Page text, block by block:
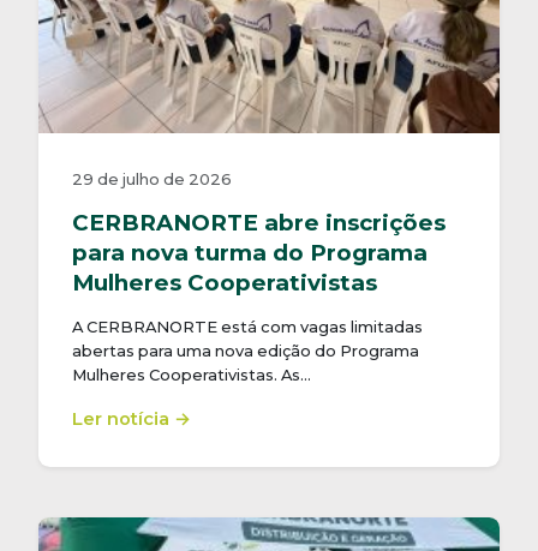
29 de julho de 2026
CERBRANORTE abre inscrições
para nova turma do Programa
Mulheres Cooperativistas
A CERBRANORTE está com vagas limitadas
abertas para uma nova edição do Programa
Mulheres Cooperativistas. As…
Ler notícia →